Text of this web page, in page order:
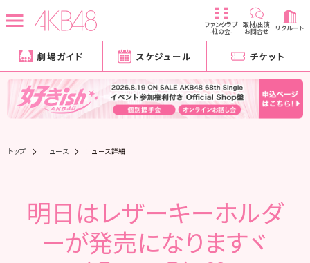
ファンクラブ
-柱の会-
取材/出演
お問合せ リクルート
劇場ガイド スケジュール チケット
トップ ニュース ニュース詳細
明日はレザーキーホルダ
ーが発売になりますヾ